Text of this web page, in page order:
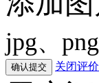
jpg、
关闭评